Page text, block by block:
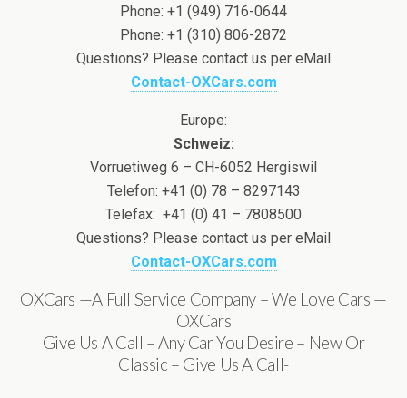
Phone: +1 (949) 716-0644
Phone: +1 (310) 806-2872
Questions? Please contact us per eMail
Contact-OXCars.com
Europe:
Schweiz:
Vorruetiweg 6 – CH-6052 Hergiswil
Telefon: +41 (0) 78 – 8297143
Telefax: +41 (0) 41 – 7808500
Questions? Please contact us per eMail
Contact-OXCars.com
OXCars —A Full Service Company – We Love Cars —
OXCars
Give Us A Call – Any Car You Desire – New Or
Classic – Give Us A Call-